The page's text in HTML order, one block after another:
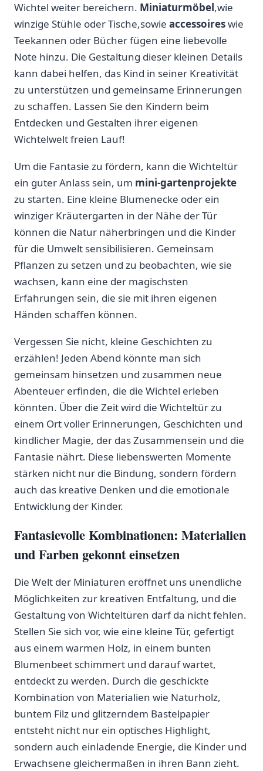
⁢Wichtel weiter bereichern. Miniaturmöbel,wie​
winzige Stühle‍ oder Tische,sowie accessoireswie
Teekannen oder‌ Bücher fügen eine liebevolle
Note hinzu.​ Die Gestaltung dieser kleinen Details
kann dabei helfen, ‍das Kind in seiner Kreativität
zu unterstützen und gemeinsame Erinnerungen
zu schaffen. Lassen Sie ⁤den ⁣Kindern‌ beim​
Entdecken und Gestalten ihrer eigenen
Wichtelwelt freien Lauf!
Um die Fantasie zu fördern, kann die Wichteltür
ein guter Anlass sein, um mini-gartenprojekte
zu starten. Eine kleine Blumenecke⁢ oder ein
winziger Kräutergarten in der Nähe der Tür
können die Natur näherbringen und die Kinder
für die Umwelt sensibilisieren. Gemeinsam
Pflanzen zu ​setzen und zu⁢ beobachten, wie sie
wachsen, kann eine der magischsten
Erfahrungen sein, die sie mit ihren eigenen
Händen schaffen können.
Vergessen Sie nicht, kleine⁢ Geschichten zu
erzählen! Jeden Abend könnte man sich
gemeinsam hinsetzen⁣ und ‍zusammen neue
Abenteuer erfinden, die die Wichtel erleben
könnten. Über die⁢ Zeit wird die Wichteltür zu
einem⁢ Ort voller Erinnerungen, Geschichten‌ und
‌kindlicher Magie, ‌der das Zusammensein und die
Fantasie nährt. Diese liebenswerten Momente
‌stärken nicht nur die Bindung, sondern fördern
auch⁣ das kreative Denken und die emotionale
Entwicklung der Kinder.
Fantasievolle⁢ Kombinationen: Materialien
und Farben gekonnt einsetzen
Die Welt der Miniaturen eröffnet uns unendliche
Möglichkeiten zur kreativen Entfaltung, und die ​
Gestaltung von Wichteltüren darf da nicht​ fehlen.
Stellen Sie sich ⁤vor, wie eine kleine Tür, gefertigt
aus einem warmen Holz, in einem bunten
Blumenbeet schimmert und ⁤darauf wartet,
entdeckt zu werden. Durch ​die geschickte
Kombination von Materialien wie Naturholz,
buntem⁤ Filz und glitzerndem Bastelpapier ​
entsteht nicht nur ein optisches Highlight,
sondern auch einladende Energie, die Kinder und
Erwachsene gleichermaßen⁣ in ihren Bann zieht.